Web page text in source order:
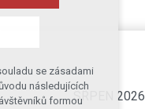
SRPEN 2026
webu
se zásadami
následujících
formou